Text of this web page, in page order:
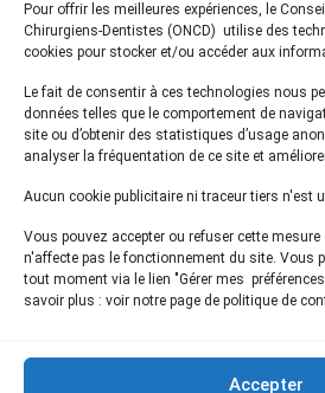
Pour offrir les meilleures expériences, le
Chirurgiens-Dentistes (ONCD) utilise des
cookies pour stocker et/ou accéder aux
Le fait de consentir à ces technologies nous
données telles que le comportement de
site ou d’obtenir des statistiques d’usage
analyser la fréquentation de ce site et
Aucun cookie publicitaire ni traceur tiers n'est
Vous pouvez accepter ou refuser cette
n'affecte pas le fonctionnement du site. Vous
tout moment via le lien "Gérer mes
savoir plus : voir notre page de politique de
Accepter
Actualités
Presse
Informations
Plan du site
Inscrivez-vous à